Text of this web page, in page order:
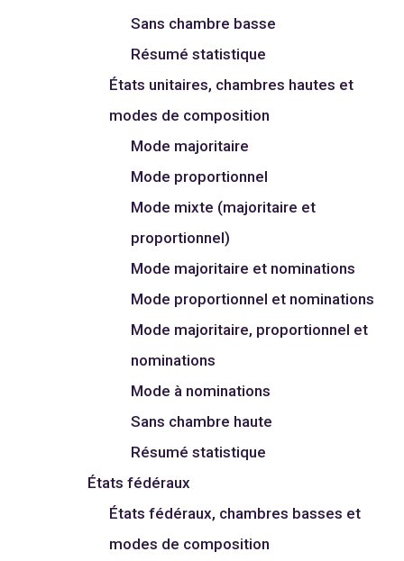
Sans chambre basse
Résumé statistique
États unitaires, chambres hautes et
modes de composition
Mode majoritaire
Mode proportionnel
Mode mixte (majoritaire et
proportionnel)
Mode majoritaire et nominations
Mode proportionnel et nominations
Mode majoritaire, proportionnel et
nominations
Mode à nominations
Sans chambre haute
Résumé statistique
États fédéraux
États fédéraux, chambres basses et
modes de composition